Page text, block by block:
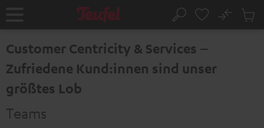
Startseite Suche
No
Customer Centricity & Services –
Zufriedene Kund:innen sind unser
größtes Lob
Teams